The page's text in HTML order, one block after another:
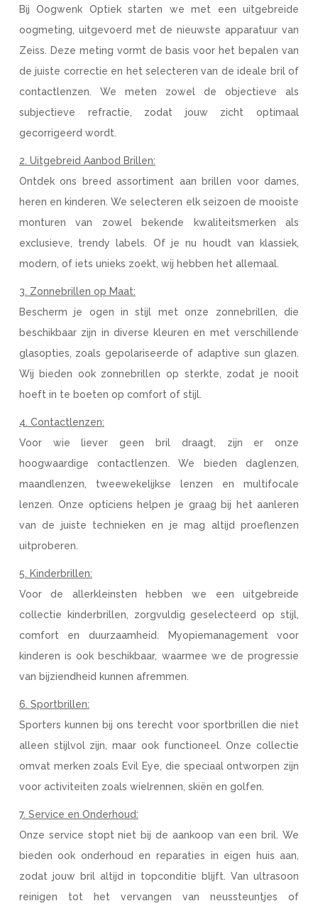
Bij Oogwenk Optiek starten we met een uitgebreide
oogmeting, uitgevoerd met de nieuwste apparatuur van
Zeiss. Deze meting vormt de basis voor het bepalen van
de juiste correctie en het selecteren van de ideale bril of
contactlenzen. We meten zowel de objectieve als
subjectieve refractie, zodat jouw zicht optimaal
gecorrigeerd wordt.
2. Uitgebreid Aanbod Brillen:
Ontdek ons breed assortiment aan brillen voor dames,
heren en kinderen. We selecteren elk seizoen de mooiste
monturen van zowel bekende kwaliteitsmerken als
exclusieve, trendy labels. Of je nu houdt van klassiek,
modern, of iets unieks zoekt, wij hebben het allemaal.
3. Zonnebrillen op Maat:
Bescherm je ogen in stijl met onze zonnebrillen, die
beschikbaar zijn in diverse kleuren en met verschillende
glasopties, zoals gepolariseerde of adaptive sun glazen.
Wij bieden ook zonnebrillen op sterkte, zodat je nooit
hoeft in te boeten op comfort of stijl.
4. Contactlenzen:
Voor wie liever geen bril draagt, zijn er onze
hoogwaardige contactlenzen. We bieden daglenzen,
maandlenzen, tweewekelijkse lenzen en multifocale
lenzen. Onze opticiens helpen je graag bij het aanleren
van de juiste technieken en je mag altijd proeflenzen
uitproberen.
5. Kinderbrillen:
Voor de allerkleinsten hebben we een uitgebreide
collectie kinderbrillen, zorgvuldig geselecteerd op stijl,
comfort en duurzaamheid. Myopiemanagement voor
kinderen is ook beschikbaar, waarmee we de progressie
van bijziendheid kunnen afremmen.
6. Sportbrillen:
Sporters kunnen bij ons terecht voor sportbrillen die niet
alleen stijlvol zijn, maar ook functioneel. Onze collectie
omvat merken zoals Evil Eye, die speciaal ontworpen zijn
voor activiteiten zoals wielrennen, skiën en golfen.
7. Service en Onderhoud:
Onze service stopt niet bij de aankoop van een bril. We
bieden ook onderhoud en reparaties in eigen huis aan,
zodat jouw bril altijd in topconditie blijft. Van ultrasoon
reinigen tot het vervangen van neussteuntjes of